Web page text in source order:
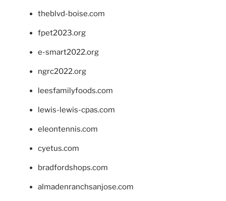
theblvd-boise.com
fpet2023.org
e-smart2022.org
ngrc2022.org
leesfamilyfoods.com
lewis-lewis-cpas.com
eleontennis.com
cyetus.com
bradfordshops.com
almadenranchsanjose.com